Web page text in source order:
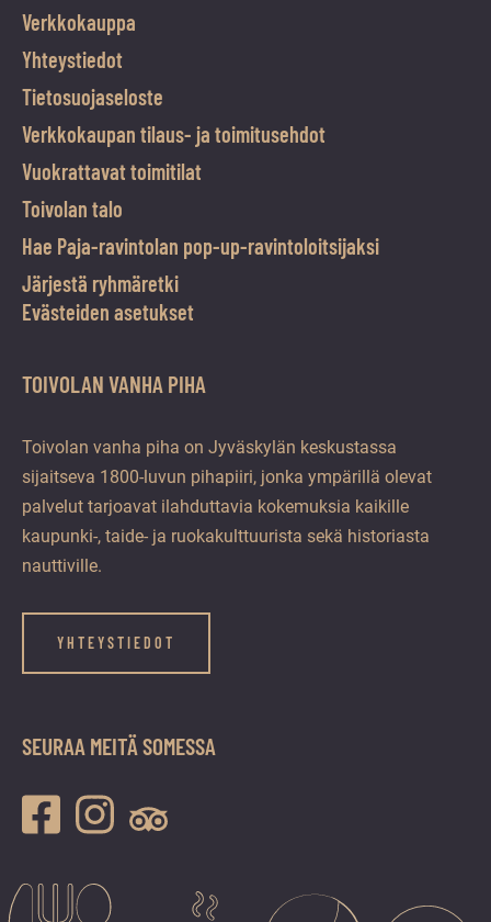
Verkkokauppa
Yhteystiedot
Tietosuojaseloste
Verkkokaupan tilaus- ja toimitusehdot
Vuokrattavat toimitilat
Toivolan talo
Hae Paja-ravintolan pop-up-ravintoloitsijaksi
Järjestä ryhmäretki
Evästeiden asetukset
TOIVOLAN VANHA PIHA
Toivolan vanha piha on Jyväskylän keskustassa
sijaitseva 1800-luvun pihapiiri, jonka ympärillä olevat
palvelut tarjoavat ilahduttavia kokemuksia kaikille
kaupunki-, taide- ja ruokakulttuurista sekä historiasta
nauttiville.
YHTEYSTIEDOT
SEURAA MEITÄ SOMESSA